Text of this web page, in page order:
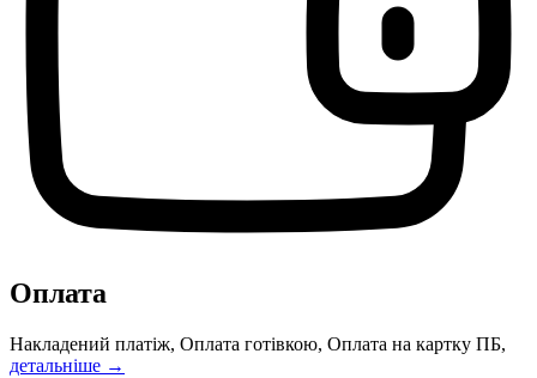
Оплата
Накладений платіж, Оплата готівкою, Оплата на картку ПБ,
детальніше →